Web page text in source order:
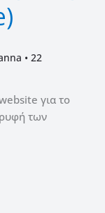
• 22
για το
των